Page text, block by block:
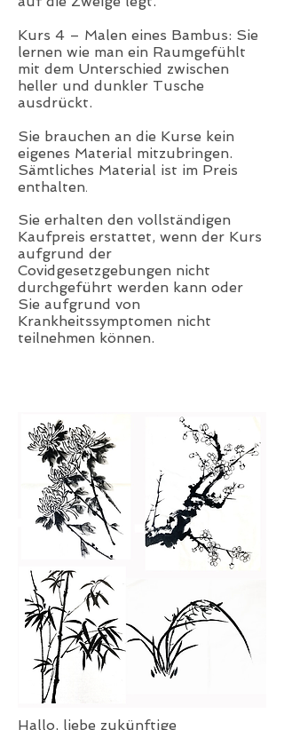
Kurs 4 – Malen eines Bambus: Sie
lernen wie man ein Raumgefühlt
mit dem Unterschied zwischen
heller und dunkler Tusche
ausdrückt.
Sie brauchen an die Kurse kein
eigenes Material mitzubringen.
Sämtliches Material ist im Preis
enthalten.
Sie erhalten den vollständigen
Kaufpreis erstattet, wenn der Kurs
aufgrund der
Covidgesetzgebungen nicht
durchgeführt werden kann oder
Sie aufgrund von
Krankheitssymptomen nicht
teilnehmen können.
Hallo, liebe zukünftige